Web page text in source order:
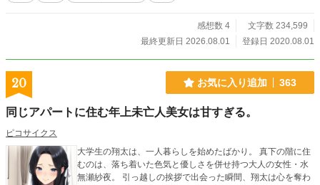
感想数 4
文字数 234,599
最終更新日 2026.08.01
登録日 2020.08.01
20 お気に入り追加 363
同じアパートに住む年上未亡人美女は甘すぎる。
ピコサイクス
大学生の翔太は、一人暮らしを始めたばかり。 真下の階に住
むのは、落ち着いた色気と優しさを併せ持つ大人の女性・水
無瀬紗夜。 引っ越しの挨拶で出会った瞬間、翔太は心を奪わ